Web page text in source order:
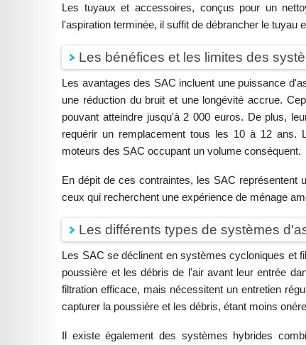
Les tuyaux et accessoires, conçus pour un
l'aspiration terminée, il suffit de débrancher le tuyau
Les bénéfices et les limites des
Les avantages des SAC incluent une puissance
une réduction du bruit et une longévité accrue.
pouvant atteindre jusqu'à 2 000 euros. De plus,
requérir un remplacement tous les 10 à 12 ans.
moteurs des SAC occupant un volume conséquent.
En dépit de ces contraintes, les SAC représentent
ceux qui recherchent une expérience de ménage
Les différents types de systèmes
Les SAC se déclinent en systèmes cycloniques et
poussière et les débris de l'air avant leur entrée
filtration efficace, mais nécessitent un entretien
capturer la poussière et les débris, étant moins
Il existe également des systèmes hybrides